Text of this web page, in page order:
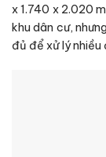
x 1.740 x 2.020
khu dân cư,
đủ để xử lý